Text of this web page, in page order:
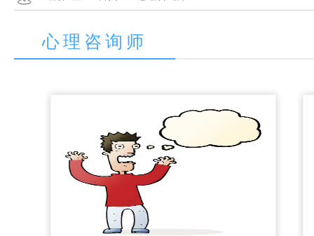
心理咨询师